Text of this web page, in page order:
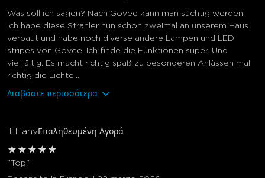
Was soll ich sagen? Nach Govee kann man süchtig werden!
Ich habe diese Strahler nun schon zweimal an unserem Haus
verbaut und habe noch diverse andere Lampen und LED
stripes von Govee. Ich finde die Funktionen super. Und
vielfältig. Es macht richtig spaß zu besonderen Anlässen mal
richtig die Lichte...
Διαβάστε περισσότερα
TiffanyΕπαληθευμένη Αγορά
★ ★ ★ ★ ★
"Top"